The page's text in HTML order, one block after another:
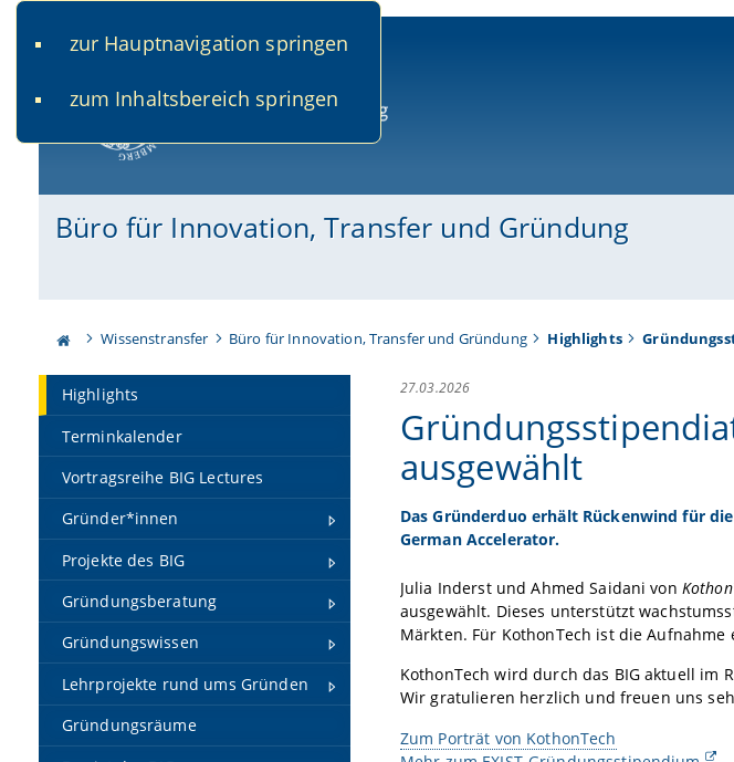
zur Hauptnavigation springen
zum Inhaltsbereich springen
Büro für Innovation, Transfer und Gründung
Wissenstransfer Büro für Innovation, Transfer und Gründung Highlights
Highlights
Terminkalender
Vortragsreihe BIG Lectures
Gründer*innen
Projekte des BIG
Gründungsberatung
Gründungswissen
Lehrprojekte rund ums Gründen
Gründungsräume
27.03.2026
ausgewählt
Das Gründerduo erhält Rückenwind für
German Accelerator.
Julia Inderst und Ahmed Saidani von
ausgewählt. Dieses unterstützt
Märkten. Für KothonTech ist die
KothonTech wird durch das BIG aktuell im
Wir gratulieren herzlich und freuen uns
Zum Porträt von KothonTech